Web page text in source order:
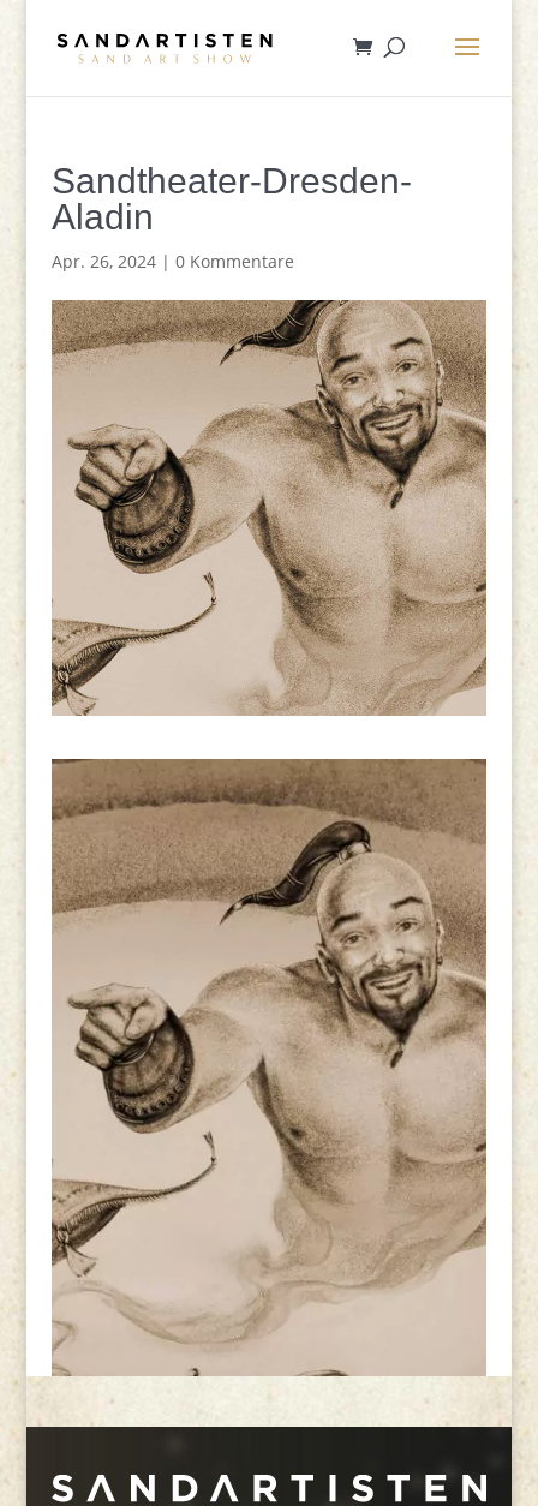
Sandtheater-Dresden-
Aladin
Apr. 26, 2024| 0 Kommentare